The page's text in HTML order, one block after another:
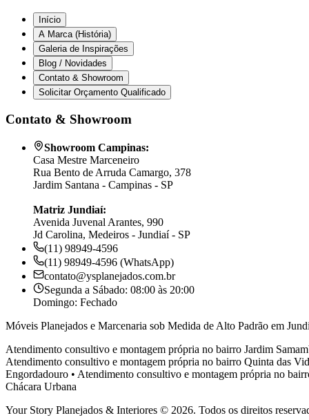
Início
A Marca (História)
Galeria de Inspirações
Blog / Novidades
Contato & Showroom
Solicitar Orçamento Qualificado
Contato & Showroom
Showroom Campinas:
Casa Mestre Marceneiro
Rua Bento de Arruda Camargo, 378
Jardim Santana - Campinas - SP
Matriz Jundiaí:
Avenida Juvenal Arantes, 990
Jd Carolina, Medeiros - Jundiaí - SP
(11) 98949-4596
(11) 98949-4596 (WhatsApp)
contato@ysplanejados.com.br
Segunda a Sábado: 08:00 às 20:00
Domingo: Fechado
Móveis Planejados e Marcenaria sob Medida de Alto Padrão em
Atendimento consultivo e montagem própria no bairro Jardim
Atendimento consultivo e montagem própria no bairro Quinta das
Engordadouro • Atendimento consultivo e montagem própria no
Chácara Urbana
Your Story Planejados & Interiores © 2026. Todos os direitos